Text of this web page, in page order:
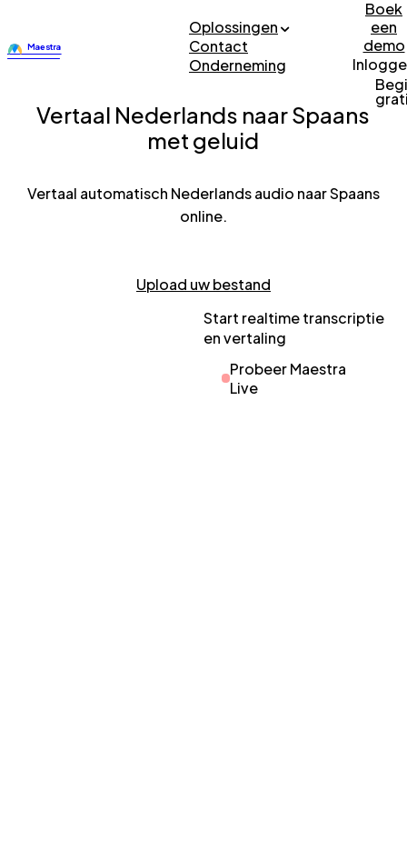
Oplossingen
Contact
Onderneming
Boek
een
demo
Vertaal Nederlands naar Spaans
met geluid
Vertaal automatisch Nederlands audio naar Spaans
online.
Upload uw bestand
Start realtime transcriptie
en vertaling
Probeer Maestra
Live